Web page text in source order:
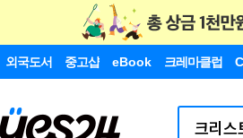
외국도서 중고샵 eBook 크레마클럽